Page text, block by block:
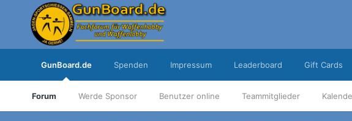
GunBoard.de
Forum Werde Sponsor Benutzer online Teammitglieder
Spenden Impressum Leaderboard Gift Cards